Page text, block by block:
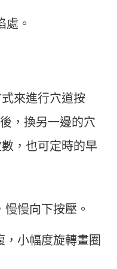
處。
來進行穴道按
，換另一邊的穴
，也可定時的早
慢向下按壓。
小幅度旋轉畫圈